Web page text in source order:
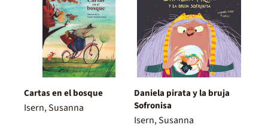
Cartas en el bosque
Isern, Susanna
Daniela pirata y la bruja
Sofronisa
Isern, Susanna